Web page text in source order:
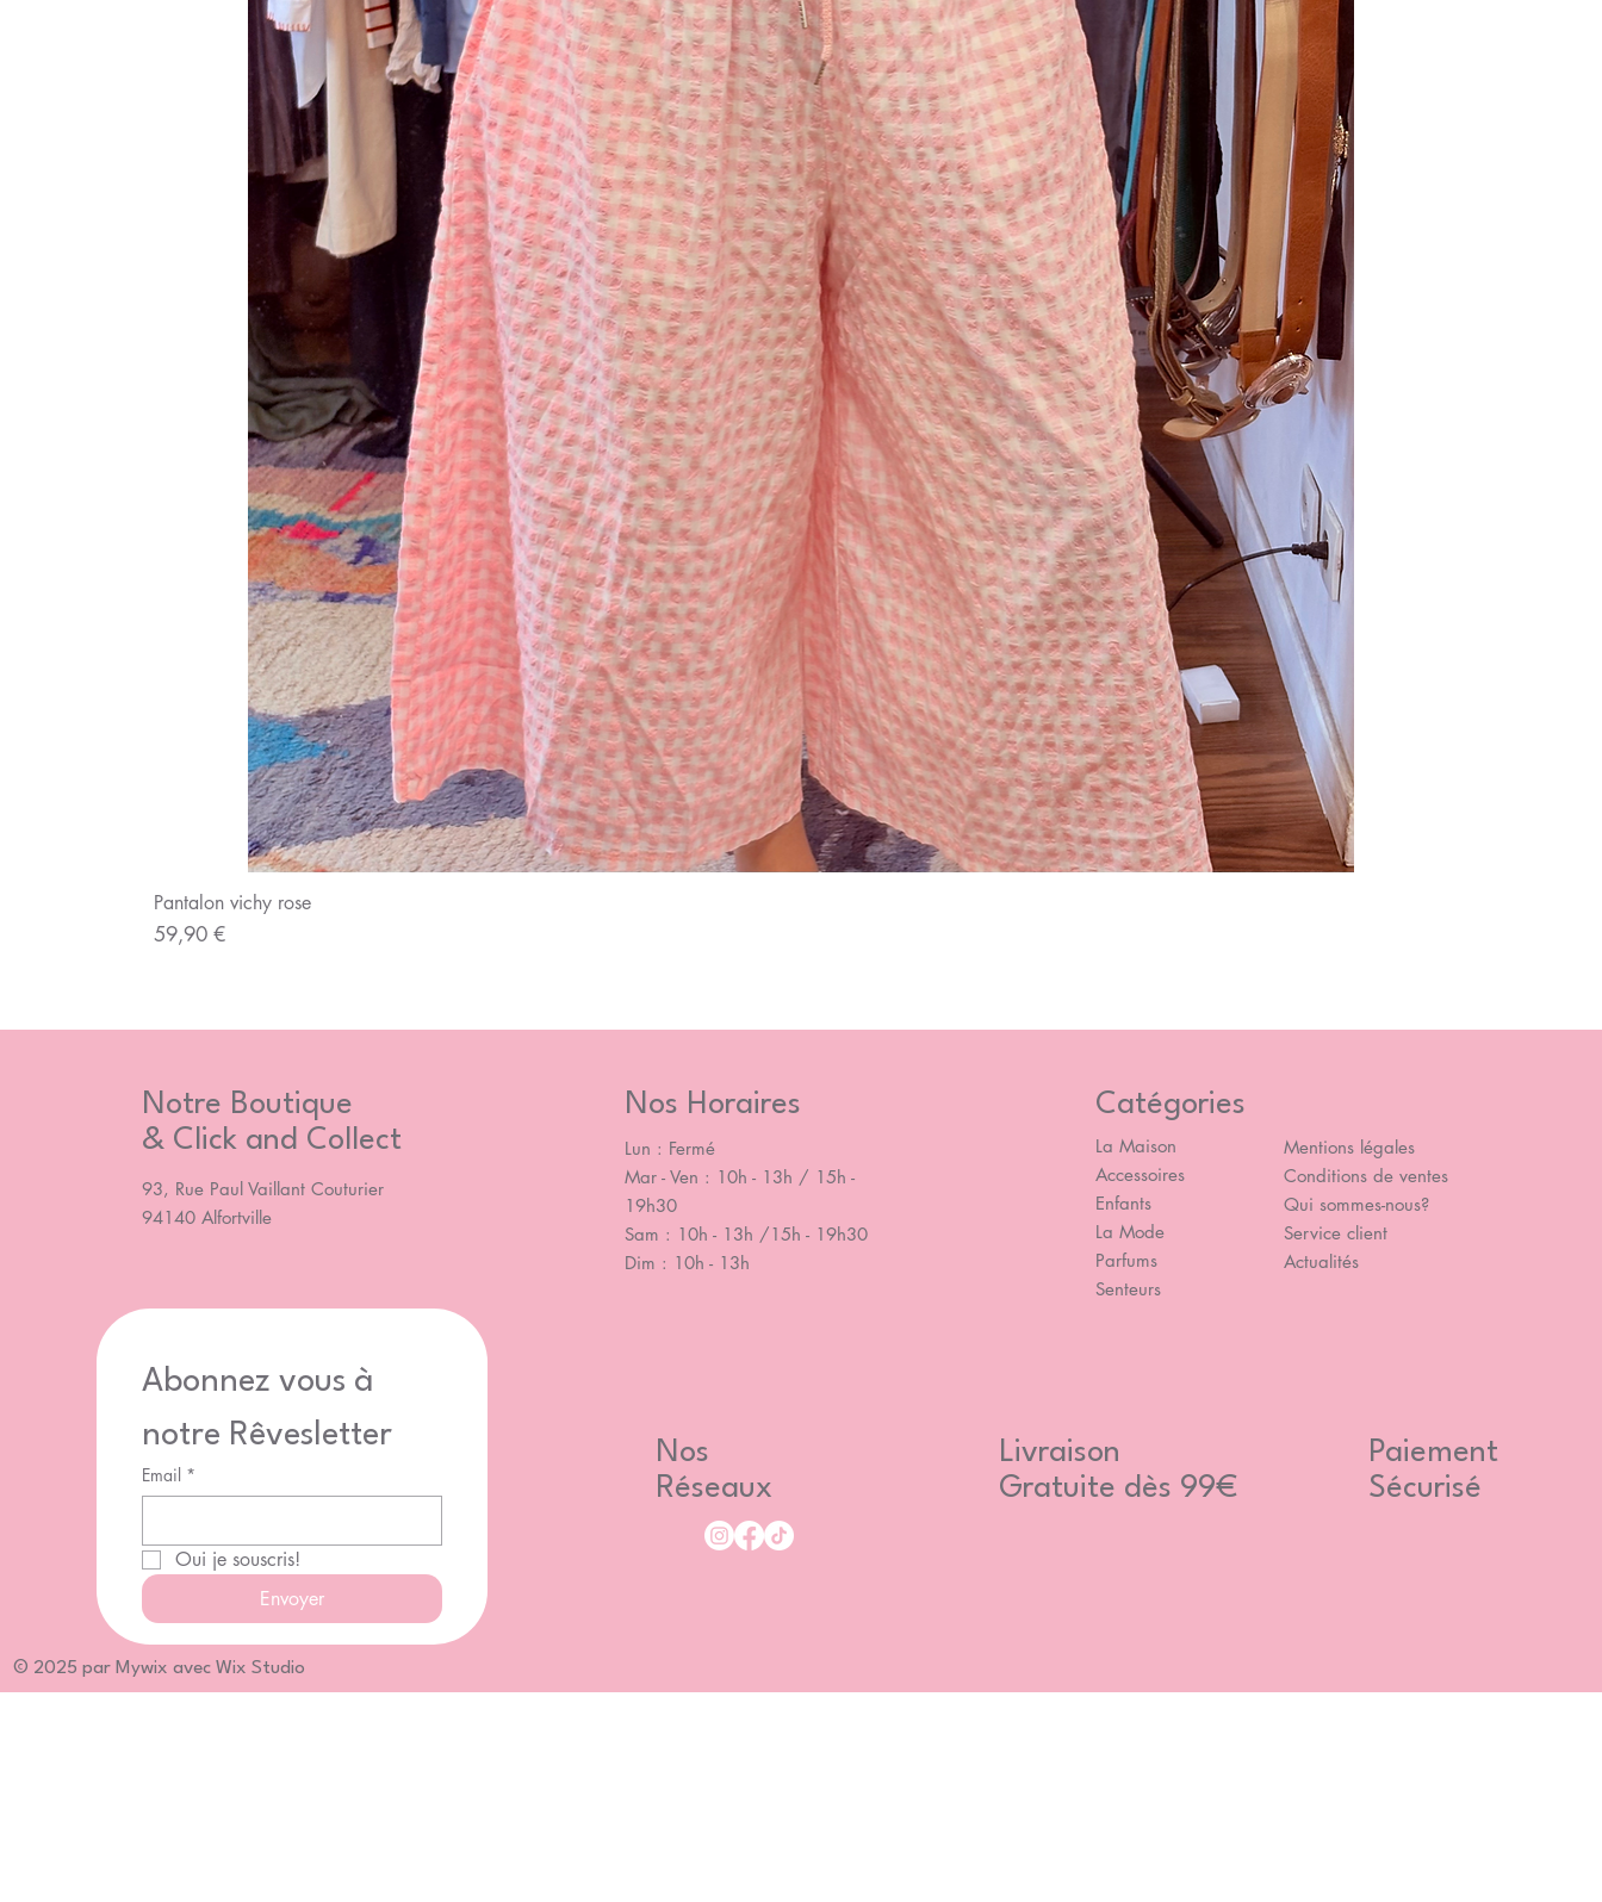
Pantalon vichy rose
Prix
59,90 €
Notre Boutique
& Click and Collect
93, Rue Paul Vaillant Couturier
94140 Alfortville
Nos Horaires
Lun : Fermé
Mar - Ven : 10h - 13h / 15h -
19h30
Sam : 10h - 13h /15h - 19h30
Dim : 10h - 13h
Catégories
La Maison
Accessoires
Enfants
La Mode
Parfums
Senteurs
Mentions légales
Conditions de ventes
Qui sommes-nous?
Service client
Actualités
Abonnez vous à
notre Rêvesletter
Email *
Oui je souscris!
Envoyer
Nos
Réseaux
Livraison
Gratuite dès 99€
Paiement
Sécurisé
© 2025 par Mywix avec Wix Studio